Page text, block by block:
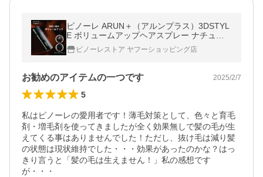
ピノーレ ARUN＋（アルンプラス）3DSTYL
E ボリュームアップヘアスプレー ナチュラ
ルブラック 増毛スプレー 無香料 薄毛隠し 汗
に強い 男性 女性 ハゲ隠し 白髪
ピノーレストア ヤフーショッピング店
お勧めのアイテムの一つです 2025/2/7
5
私はピノーレの愛用者です！薄毛対策として、色々と育毛
剤・増毛剤を使ってきましたが全く効果無しで髪の毛が生
えてくる事はありませんでした！ただし、抜け毛は減り髪
の状態は現状維持でした・・・効果があったのかな？はっ
きり言うと「髪の毛は生えません！」私の感想です
が・・・